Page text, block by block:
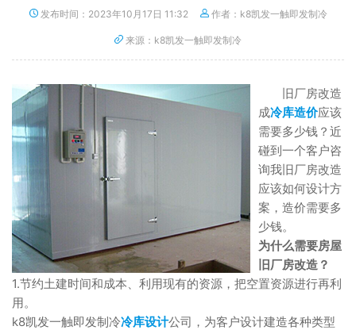
发布时间：2023年10月17日 11:32 作者：k8凯发一触即发制冷
来源：k8凯发一触即发制冷
旧厂房改造
成冷库造价应该
需要多少钱？近
碰到一个客户咨
询我旧厂房改造
应该如何设计方
案，造价需要多
少钱。
为什么需要房屋
旧厂房改造？
1.节约土建时间和成本、利用现有的资源，把空置资源进行再利
用。
k8凯发一触即发制冷冷库设计公司，为客户设计建造各种类型